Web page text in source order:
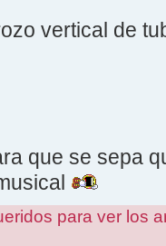
vertical de
que se sepa
para ver los